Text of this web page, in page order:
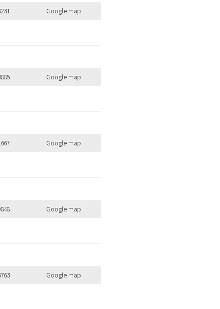
Google map
Google map
Google map
Google map
Google map